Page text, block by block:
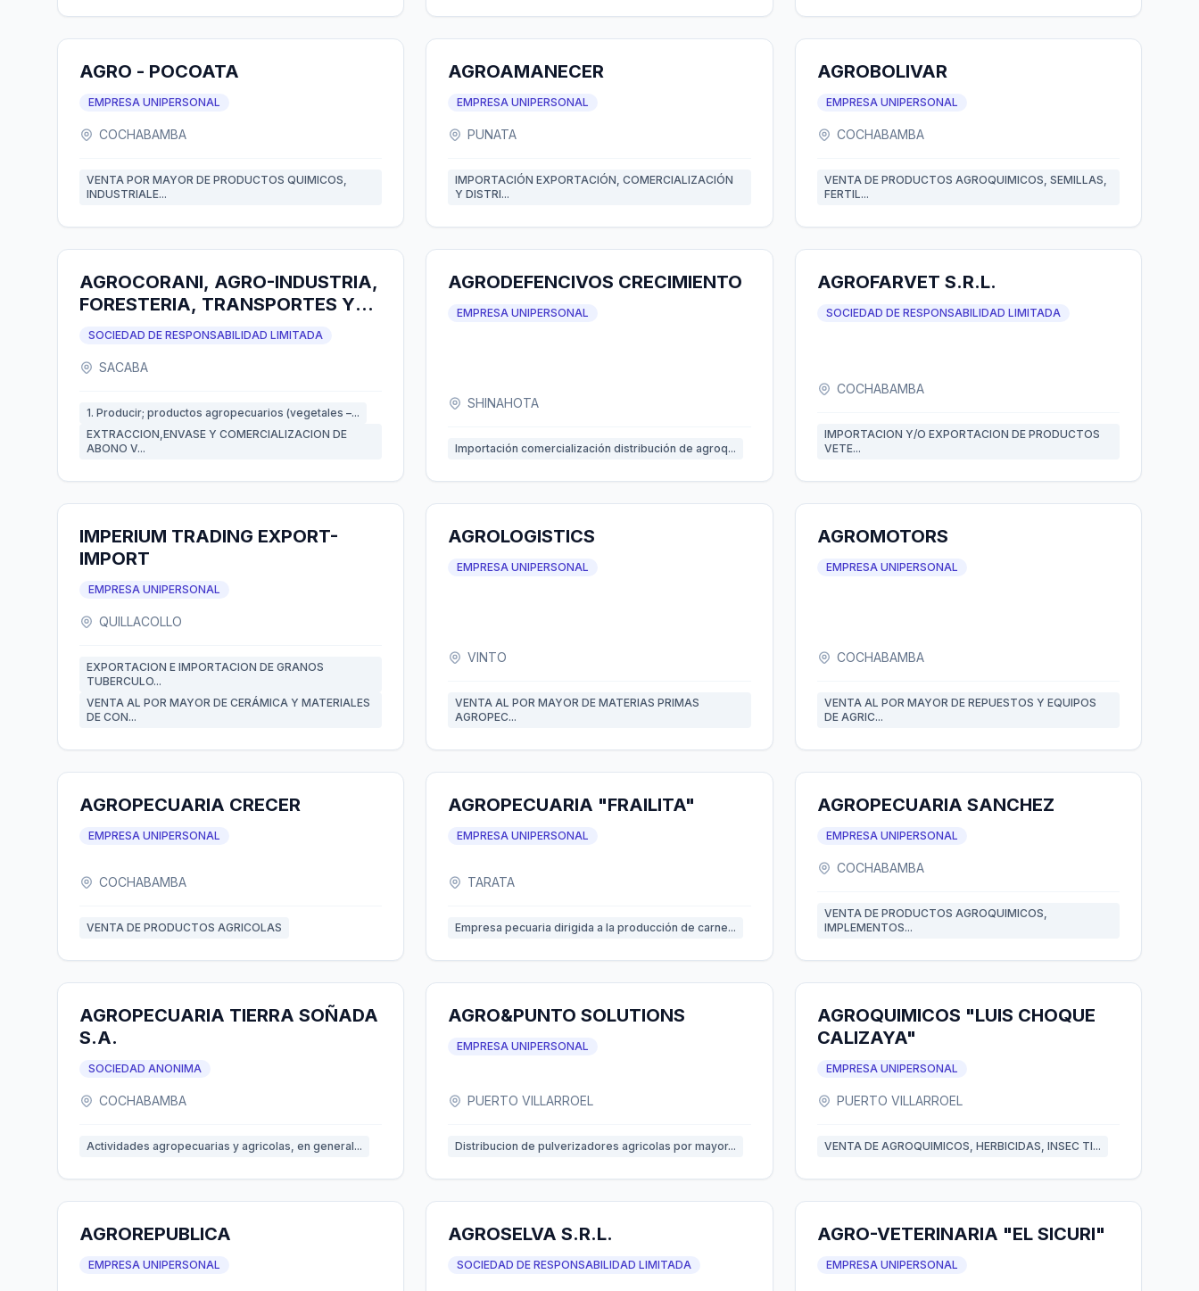
AGRO - POCOATA
EMPRESA UNIPERSONAL
COCHABAMBA
VENTA POR MAYOR DE PRODUCTOS QUIMICOS,
INDUSTRIALE...
AGROAMANECER
EMPRESA UNIPERSONAL
PUNATA
IMPORTACIÓN EXPORTACIÓN, COMERCIALIZACIÓN
Y DISTRI...
AGROBOLIVAR
EMPRESA UNIPERSONAL
COCHABAMBA
VENTA DE PRODUCTOS AGROQUIMICOS, SEMILLAS,
FERTIL...
AGROCORANI, AGRO-INDUSTRIA,
FORESTERIA, TRANSPORTES Y
SERVICIOS DE CONSTRUCCIONES
CONSULTORIAS S.R.L.
SOCIEDAD DE RESPONSABILIDAD LIMITADA
SACABA
1. Producir; productos agropecuarios (vegetales –...
EXTRACCION,ENVASE Y COMERCIALIZACION DE
ABONO V...
AGRODEFENCIVOS CRECIMIENTO
EMPRESA UNIPERSONAL
SHINAHOTA
Importación comercialización distribución de agroq...
AGROFARVET S.R.L.
SOCIEDAD DE RESPONSABILIDAD LIMITADA
COCHABAMBA
IMPORTACION Y/O EXPORTACION DE PRODUCTOS
VETE...
IMPERIUM TRADING EXPORT-
IMPORT
EMPRESA UNIPERSONAL
QUILLACOLLO
EXPORTACION E IMPORTACION DE GRANOS
TUBERCULO...
VENTA AL POR MAYOR DE CERÁMICA Y MATERIALES
DE CON...
AGROLOGISTICS
EMPRESA UNIPERSONAL
VINTO
VENTA AL POR MAYOR DE MATERIAS PRIMAS
AGROPEC...
AGROMOTORS
EMPRESA UNIPERSONAL
COCHABAMBA
VENTA AL POR MAYOR DE REPUESTOS Y EQUIPOS
DE AGRIC...
AGROPECUARIA CRECER
EMPRESA UNIPERSONAL
COCHABAMBA
VENTA DE PRODUCTOS AGRICOLAS
AGROPECUARIA "FRAILITA"
EMPRESA UNIPERSONAL
TARATA
Empresa pecuaria dirigida a la producción de carne...
AGROPECUARIA SANCHEZ
EMPRESA UNIPERSONAL
COCHABAMBA
VENTA DE PRODUCTOS AGROQUIMICOS,
IMPLEMENTOS...
AGROPECUARIA TIERRA SOÑADA
S.A.
SOCIEDAD ANONIMA
COCHABAMBA
Actividades agropecuarias y agricolas, en general...
AGRO&PUNTO SOLUTIONS
EMPRESA UNIPERSONAL
PUERTO VILLARROEL
Distribucion de pulverizadores agricolas por mayor...
AGROQUIMICOS "LUIS CHOQUE
CALIZAYA"
EMPRESA UNIPERSONAL
PUERTO VILLARROEL
VENTA DE AGROQUIMICOS, HERBICIDAS, INSEC TI...
AGROREPUBLICA
EMPRESA UNIPERSONAL
AGROSELVA S.R.L.
SOCIEDAD DE RESPONSABILIDAD LIMITADA
AGRO-VETERINARIA "EL SICURI"
EMPRESA UNIPERSONAL